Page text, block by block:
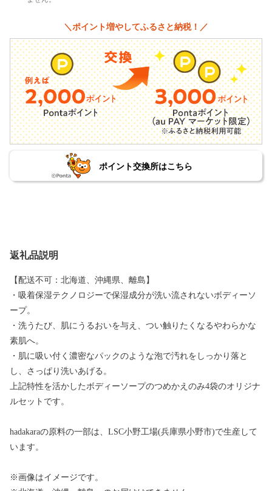
＼ポイント増やしてふるさと納税！／
ポイント交換所はこちら
返礼品説明
【配送不可：北海道、沖縄県、離島】
・吸着保湿テクノロジーで保湿成分が洗い流されないボディーソ
ープ。
・洗うたび、肌にうるおいを与え、つい触りたくなるやわらかな
素肌へ。
・肌に吸い付く濃密なパックのような泡で汚れをしっかり落と
し、さっぱり洗いあげる。
上記特性を活かしたボディーソープのつめかえのみ4袋のオリジナ
ルセットです。
hadakaraの原料の一部は、LSC小野工場(兵庫県小野市)で生産して
います。
※画像はイメージです。